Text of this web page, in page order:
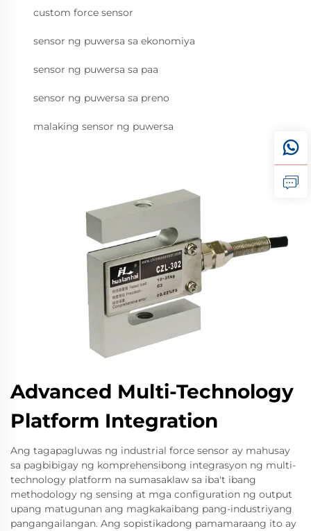
custom force sensor
sensor ng puwersa sa ekonomiya
sensor ng puwersa sa paa
sensor ng puwersa sa preno
malaking sensor ng puwersa
Advanced Multi-Technology
Platform Integration
Ang tagapagluwas ng industrial force sensor ay mahusay
sa pagbibigay ng komprehensibong integrasyon ng multi-
technology platform na sumasaklaw sa iba't ibang
methodology ng sensing at mga configuration ng output
upang matugunan ang magkakaibang pang-industriyang
pangangailangan. Ang sopistikadong pamamaraang ito ay